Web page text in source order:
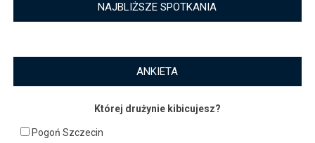
NAJBLIŻSZE SPOTKANIA
ANKIETA
Której drużynie kibicujesz?
Pogoń Szczecin